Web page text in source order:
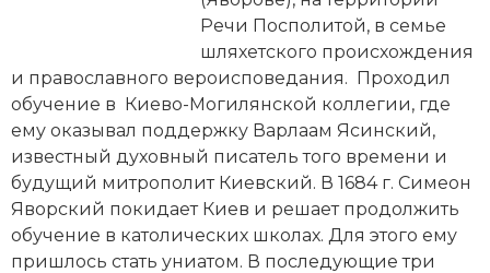
Генеалогия, геральдика
Государство и право
Европа
Империи
Историческая география и топонимика
История материальной и духовной культуры
Речи Посполитой, в семье
шляхетского происхождения
и православного вероисповедания. Проходил
обучение в Киево-Могилянской коллегии, где
ему оказывал поддержку Варлаам Ясинский,
известный духовный писатель того времени и
будущий митрополит Киевский. В 1684 г. Симеон
Яворский покидает Киев и решает продолжить
обучение в католических школах. Для этого ему
пришлось стать униатом. В последующие три